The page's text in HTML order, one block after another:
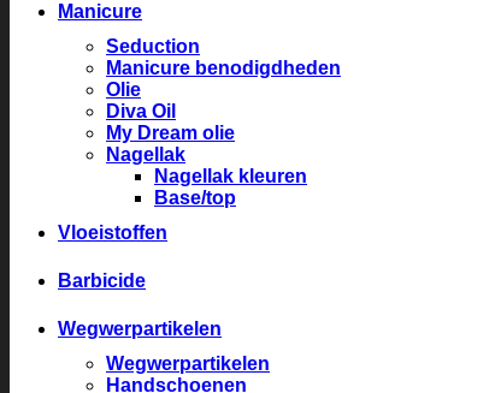
Manicure
Seduction
Manicure benodigdheden
Olie
Diva Oil
My Dream olie
Nagellak
Nagellak kleuren
Base/top
Vloeistoffen
Barbicide
Wegwerpartikelen
Wegwerpartikelen
Handschoenen